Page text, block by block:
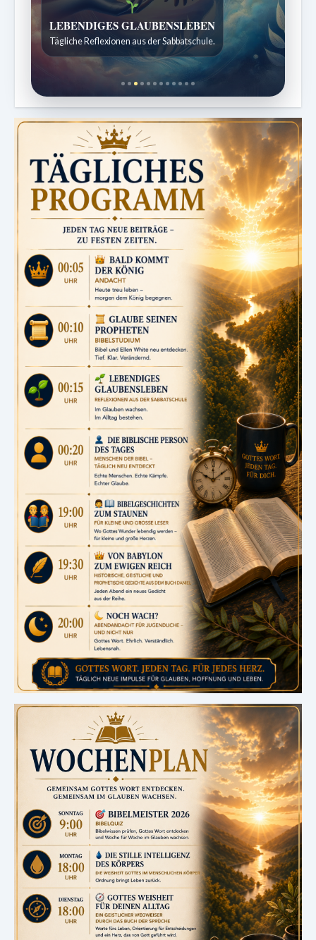
Bibelgeschichten zum Staunen
Kindergeschichten für 7 bis 12 Jahre.